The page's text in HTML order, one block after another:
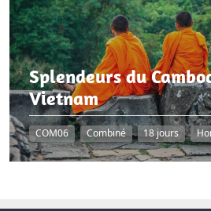
Splendeurs du
Vietnam
COM06 Combiné 18 jours